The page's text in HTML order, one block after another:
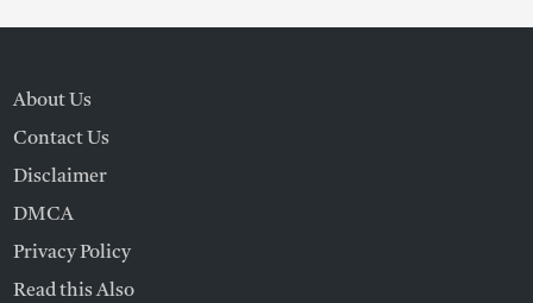
About Us
Contact Us
Disclaimer
DMCA
Privacy Policy
Read this Also